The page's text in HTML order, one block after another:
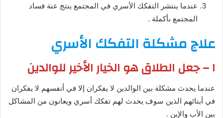
عندما ينتشر التفكك الأسري في المجتمع ينتج عنة فساد
المجتمع بأكملة .
علاج مشكلة التفكك الأسري
١ – جعل الطلاق هو الخيار الأخير للوالدين
عندما يحدث مشكلة بين الوالدين لا يفكران إلا في أنفسهم لا يفكران
في أبنائهم الذين سوف يحدث لهم تفكك أسري ويعانون من المشاكل
بين الأب والإبن .